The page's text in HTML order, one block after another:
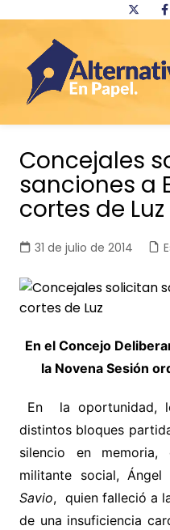
contenido
Concejales
sanciones a
cortes de Luz
31 de julio de 2014
En el Concejo
la Novena Sesión
En la oportunidad,
distintos bloques
silencio en
militante social,
Savio, quien falleció a
de una insuficiencia